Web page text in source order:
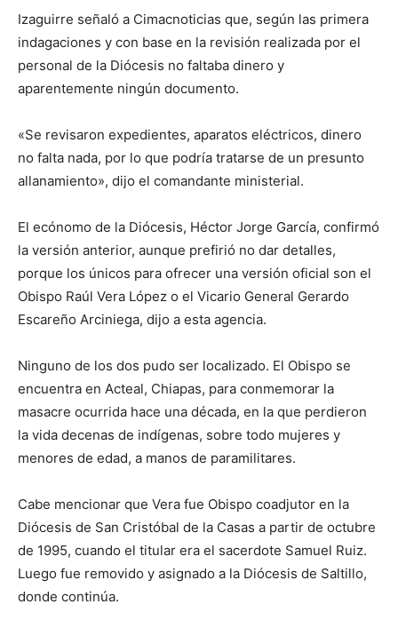
Izaguirre señaló a Cimacnoticias que, según las primera
indagaciones y con base en la revisión realizada por el
personal de la Diócesis no faltaba dinero y
aparentemente ningún documento.
«Se revisaron expedientes, aparatos eléctricos, dinero
no falta nada, por lo que podría tratarse de un presunto
allanamiento», dijo el comandante ministerial.
El ecónomo de la Diócesis, Héctor Jorge García, confirmó
la versión anterior, aunque prefirió no dar detalles,
porque los únicos para ofrecer una versión oficial son el
Obispo Raúl Vera López o el Vicario General Gerardo
Escareño Arciniega, dijo a esta agencia.
Ninguno de los dos pudo ser localizado. El Obispo se
encuentra en Acteal, Chiapas, para conmemorar la
masacre ocurrida hace una década, en la que perdieron
la vida decenas de indígenas, sobre todo mujeres y
menores de edad, a manos de paramilitares.
Cabe mencionar que Vera fue Obispo coadjutor en la
Diócesis de San Cristóbal de la Casas a partir de octubre
de 1995, cuando el titular era el sacerdote Samuel Ruiz.
Luego fue removido y asignado a la Diócesis de Saltillo,
donde continúa.